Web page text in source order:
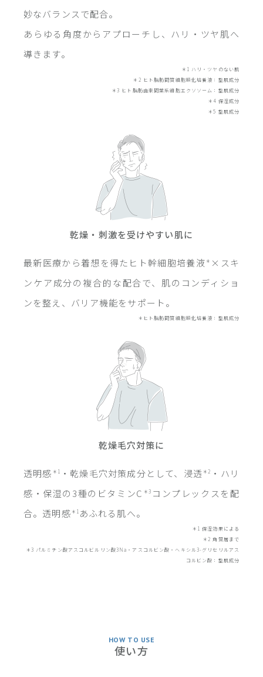
妙なバランスで配合。
あらゆる角度からアプローチし、ハリ・ツヤ肌へ
導きます。
＊1 ハリ・ツヤのない肌
＊2 ヒト脂肪間質細胞順化培養液：整肌成分
＊3 ヒト脂肪由来間葉系細胞エクソソーム：整肌成分
＊4 保湿成分
＊5 整肌成分
乾燥・刺激を受けやすい肌に
最新医療から着想を得たヒト幹細胞培養液＊ ×スキ
ンケア成分の複合的な配合で、肌のコンディショ
ンを整え、バリア機能をサポート。
＊ヒト脂肪間質細胞順化培養液：整肌成分
乾燥毛穴対策に
透明感 ＊1 ・乾燥毛穴対策成分として、浸透＊2
・ハリ
感・保湿の3種のビタミンC ＊3 コンプレックスを配
合。透明感＊1 あふれる肌へ。
＊1 保湿効果による
＊2 角質層まで
＊3 パルミチン酸アスコルビルリン酸3Na・アスコルビン酸・ヘキシル3-グリセリルアス
コルビン酸：整肌成分
HOW TO USE
使い方